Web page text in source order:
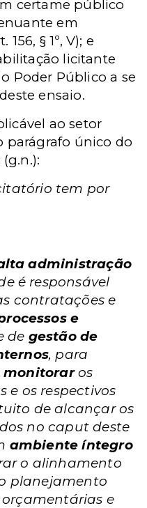
certame público
em
§ 1º, V); e
licitante
o Poder Público a se
ensaio.
ao setor
parágrafo único do
tem por
administração
é responsável
contratações e
e
de gestão de
, para
monitoraros
e os respectivos
de alcançar os
no caput deste
ambiente íntegro
o alinhamento
planejamento
e